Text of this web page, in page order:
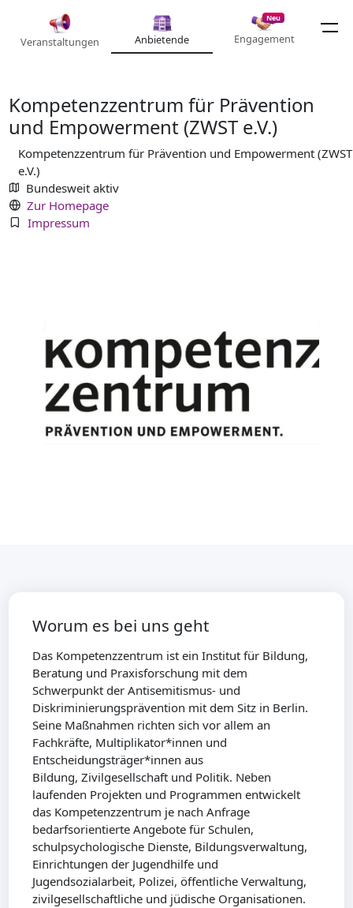
Veranstaltungen Anbietende
Neu
Engagement
Kompetenzzentrum für Prävention
und Empowerment (ZWST e.V.)
Kompetenzzentrum für Prävention und Empowerment (ZWST
e.V.)
Bundesweit aktiv
Zur Homepage
Impressum
Worum es bei uns geht
Das Kompetenzzentrum ist ein Institut für Bildung,
Beratung und Praxisforschung mit dem
Schwerpunkt der Antisemitismus- und
Diskriminierungsprävention mit dem Sitz in Berlin.
Seine Maßnahmen richten sich vor allem an
Fachkräfte, Multiplikator*innen und
Entscheidungsträger*innen aus
Bildung, Zivilgesellschaft und Politik. Neben
laufenden Projekten und Programmen entwickelt
das Kompetenzzentrum je nach Anfrage
bedarfsorientierte Angebote für Schulen,
schulpsychologische Dienste, Bildungsverwaltung,
Einrichtungen der Jugendhilfe und
Jugendsozialarbeit, Polizei, öffentliche Verwaltung,
zivilgesellschaftliche und jüdische Organisationen.